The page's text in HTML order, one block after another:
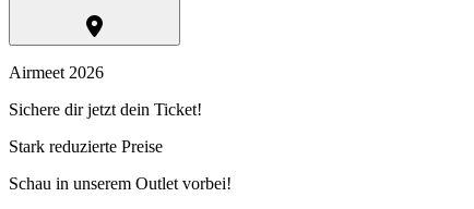
Airmeet 2026
Sichere dir jetzt dein Ticket!
Stark reduzierte Preise
Schau in unserem Outlet vorbei!